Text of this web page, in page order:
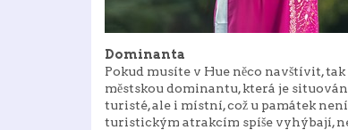
Dominanta
Pokud musíte v Hue něco navštívit, tak
městskou dominantu, která je
turisté, ale i místní, což u památek
turistickým atrakcím spíše vyhýbají,